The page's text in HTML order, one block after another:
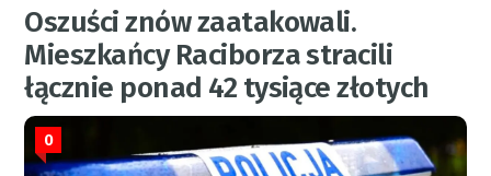
Oszuści znów zaatakowali.
Mieszkańcy Raciborza stracili
łącznie ponad 42 tysiące złotych
0